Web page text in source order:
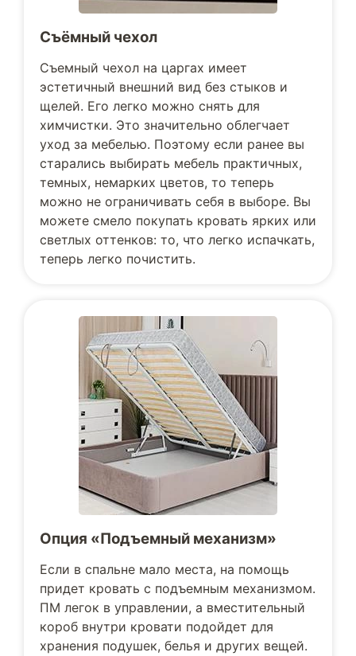
Съёмный чехол
Съемный чехол на царгах имеет
эстетичный внешний вид без стыков и
щелей. Его легко можно снять для
химчистки. Это значительно облегчает
уход за мебелью. Поэтому если ранее вы
старались выбирать мебель практичных,
темных, немарких цветов, то теперь
можно не ограничивать себя в выборе. Вы
можете смело покупать кровать ярких или
светлых оттенков: то, что легко испачкать,
теперь легко почистить.
Опция «Подъемный механизм»
Если в спальне мало места, на помощь
придет кровать с подъемным механизмом.
ПМ легок в управлении, а вместительный
короб внутри кровати подойдет для
хранения подушек, белья и других вещей.